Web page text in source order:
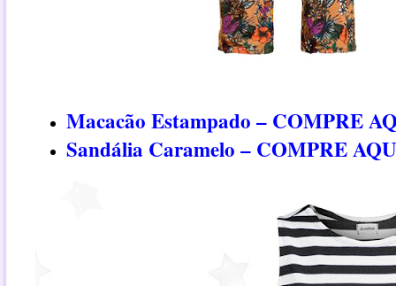
Macacão Estampado – COMPRE
Sandália Caramelo – COMPRE